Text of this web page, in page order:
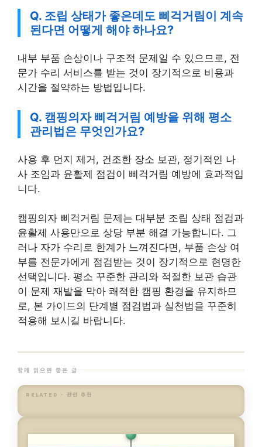
Q. 조립 상태가 좋은데도 삐걱거림이 계속
된다면 어떻게 해야 하나요?
문가 수리 서비스를 받는 것이 장기적으로 비용과
시간을 절약하는 방법입니다.
Q. 캠핑의자 삐걱거림 예방을 위해 평소
관리법은 무엇인가요?
사 조임과 윤활제 점검이 삐걱거림 예방에 효과적입
니다.
윤활제 사용만으로 상당 부분 해결 가능합니다. 그
러나 자가 수리로 한계가 느껴진다면, 부품 손상 여
부를 전문가에게 점검받는 것이 장기적으로 현명한
선택입니다. 평소 꾸준한 관리와 적절한 보관 습관
이 문제 재발을 막아 쾌적한 캠핑 환경을 유지하므
로, 본 가이드의 단계별 점검법과 실천법을 꾸준히
적용해 보시길 바랍니다.
RELATED · 관련 추천